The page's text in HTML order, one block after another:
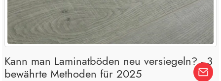
Kann man Laminatböden neu versiegeln? - 3
bewährte Methoden für 2025